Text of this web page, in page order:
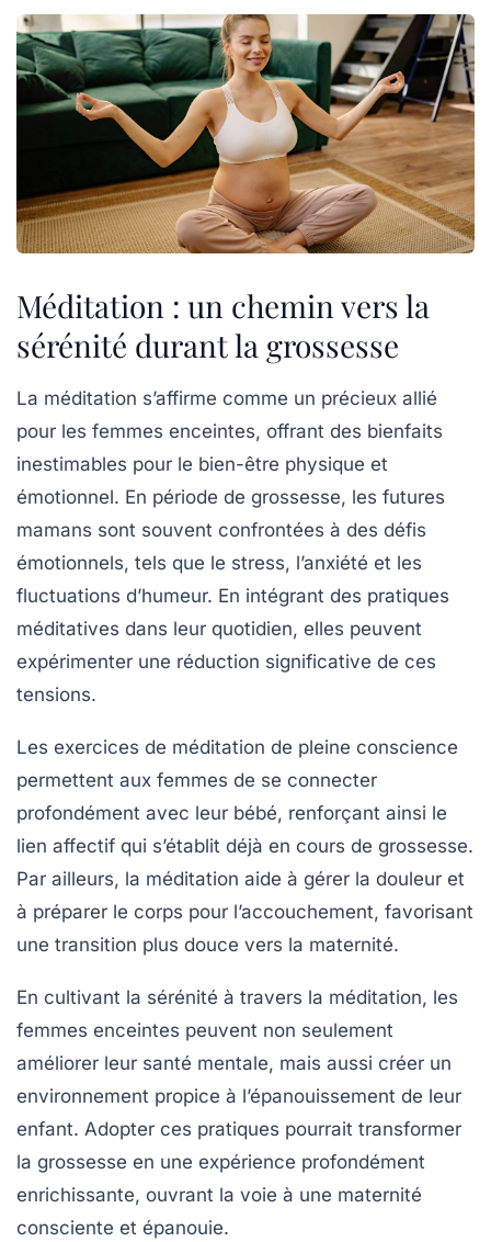
Méditation : un chemin vers la
sérénité durant la grossesse
La méditation s’affirme comme un précieux allié
pour les femmes enceintes, offrant des bienfaits
inestimables pour le bien-être physique et
émotionnel. En période de grossesse, les futures
mamans sont souvent confrontées à des défis
émotionnels, tels que le stress, l’anxiété et les
fluctuations d’humeur. En intégrant des pratiques
méditatives dans leur quotidien, elles peuvent
expérimenter une réduction significative de ces
tensions.
Les exercices de méditation de pleine conscience
permettent aux femmes de se connecter
profondément avec leur bébé, renforçant ainsi le
lien affectif qui s’établit déjà en cours de grossesse.
Par ailleurs, la méditation aide à gérer la douleur et
à préparer le corps pour l’accouchement, favorisant
une transition plus douce vers la maternité.
En cultivant la sérénité à travers la méditation, les
femmes enceintes peuvent non seulement
améliorer leur santé mentale, mais aussi créer un
environnement propice à l’épanouissement de leur
enfant. Adopter ces pratiques pourrait transformer
la grossesse en une expérience profondément
enrichissante, ouvrant la voie à une maternité
consciente et épanouie.